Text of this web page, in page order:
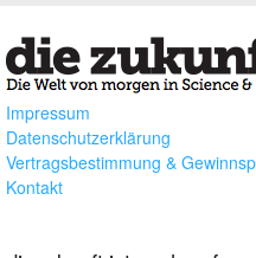
Impressum
Datenschutzerklärung
Vertragsbestimmung &
Kontakt